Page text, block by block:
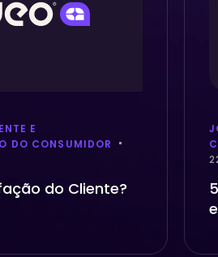
E
DO CONSUMIDOR
do Cliente?